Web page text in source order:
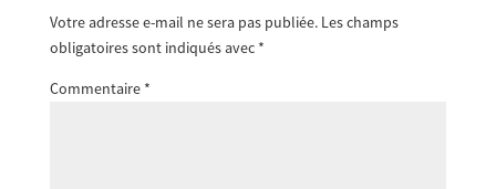
Votre adresse e-mail ne sera pas publiée. Les champs
obligatoires sont indiqués avec *
Commentaire *